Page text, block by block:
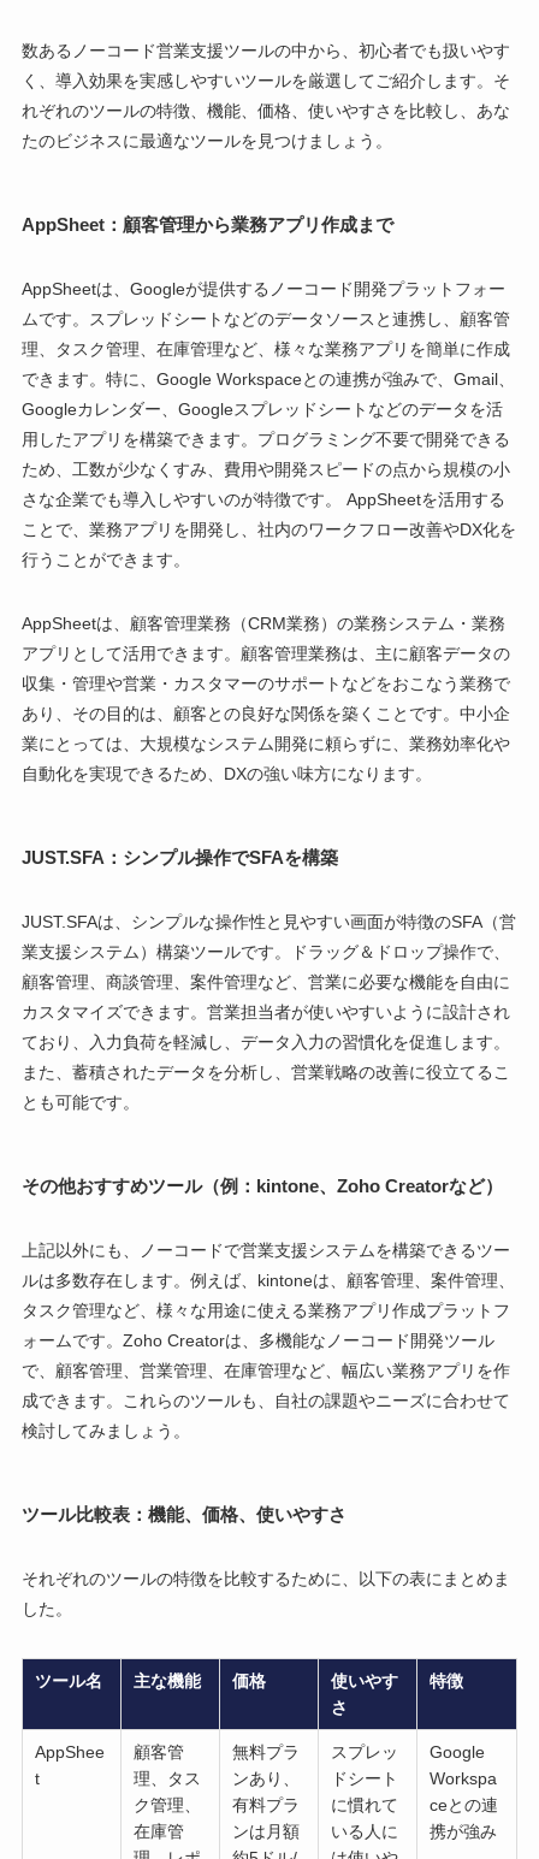
数あるノーコード営業支援ツールの中から、初心者でも扱いやす
く、導入効果を実感しやすいツールを厳選してご紹介します。そ
れぞれのツールの特徴、機能、価格、使いやすさを比較し、あな
たのビジネスに最適なツールを見つけましょう。
AppSheet：顧客管理から業務アプリ作成まで
AppSheetは、Googleが提供するノーコード開発プラットフォー
ムです。スプレッドシートなどのデータソースと連携し、顧客管
理、タスク管理、在庫管理など、様々な業務アプリを簡単に作成
できます。特に、Google Workspaceとの連携が強みで、Gmail、
Googleカレンダー、Googleスプレッドシートなどのデータを活
用したアプリを構築できます。プログラミング不要で開発できる
ため、工数が少なくすみ、費用や開発スピードの点から規模の小
さな企業でも導入しやすいのが特徴です。 AppSheetを活用する
ことで、業務アプリを開発し、社内のワークフロー改善やDX化を
行うことができます。
AppSheetは、顧客管理業務（CRM業務）の業務システム・業務
アプリとして活用できます。顧客管理業務は、主に顧客データの
収集・管理や営業・カスタマーのサポートなどをおこなう業務で
あり、その目的は、顧客との良好な関係を築くことです。中小企
業にとっては、大規模なシステム開発に頼らずに、業務効率化や
自動化を実現できるため、DXの強い味方になります。
JUST.SFA：シンプル操作でSFAを構築
JUST.SFAは、シンプルな操作性と見やすい画面が特徴のSFA（営
業支援システム）構築ツールです。ドラッグ＆ドロップ操作で、
顧客管理、商談管理、案件管理など、営業に必要な機能を自由に
カスタマイズできます。営業担当者が使いやすいように設計され
ており、入力負荷を軽減し、データ入力の習慣化を促進します。
また、蓄積されたデータを分析し、営業戦略の改善に役立てるこ
とも可能です。
その他おすすめツール（例：kintone、Zoho Creatorなど）
上記以外にも、ノーコードで営業支援システムを構築できるツー
ルは多数存在します。例えば、kintoneは、顧客管理、案件管理、
タスク管理など、様々な用途に使える業務アプリ作成プラットフ
ォームです。Zoho Creatorは、多機能なノーコード開発ツール
で、顧客管理、営業管理、在庫管理など、幅広い業務アプリを作
成できます。これらのツールも、自社の課題やニーズに合わせて
検討してみましょう。
ツール比較表：機能、価格、使いやすさ
それぞれのツールの特徴を比較するために、以下の表にまとめま
した。
ツール名 主な機能 価格
使いやす
さ
特徴
AppShee
t
顧客管
理、タス
ク管理、
在庫管
無料プラ
ンあり、
有料プラ
ンは月額
スプレッ
ドシート
に慣れて
いる人に
Google
Workspa
ceとの連
携が強み